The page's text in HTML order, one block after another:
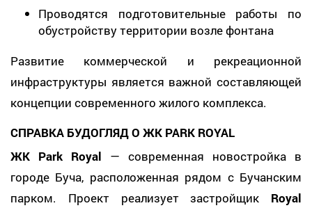
Проводятся подготовительные работы по
обустройству территории возле фонтана
Развитие коммерческой и рекреационной
инфраструктуры является важной составляющей
концепции современного жилого комплекса.
СПРАВКА БУДОГЛЯД О ЖК PARK ROYAL
ЖК Park Royal — современная новостройка в
городе Буча, расположенная рядом с Бучанским
парком. Проект реализует застройщик Royal